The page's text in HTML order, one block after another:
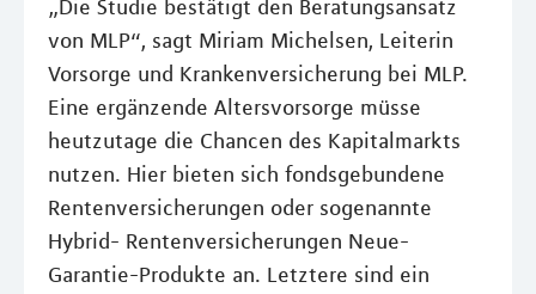
„Die Studie bestätigt den Beratungsansatz
von MLP“, sagt Miriam Michelsen, Leiterin
Vorsorge und Krankenversicherung bei MLP.
Eine ergänzende Altersvorsorge müsse
heutzutage die Chancen des Kapitalmarkts
nutzen. Hier bieten sich fondsgebundene
Rentenversicherungen oder sogenannte
Hybrid- Rentenversicherungen Neue-
Garantie-Produkte an. Letztere sind ein